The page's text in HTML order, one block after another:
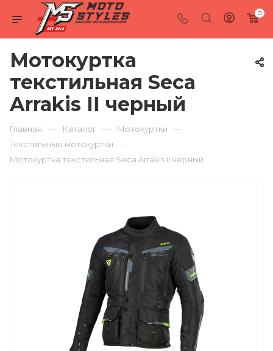
0
Мотокуртка
текстильная Seca
Arrakis II черный
Главная — Каталог — Мотокуртки —
Текстильные мотокуртки —
Мотокуртка текстильная Seca Arrakis II черный